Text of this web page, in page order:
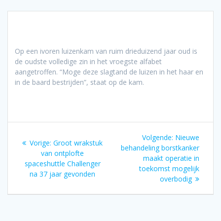
Op een ivoren luizenkam van ruim drieduizend jaar oud is
de oudste volledige zin in het vroegste alfabet
aangetroffen. “Moge deze slagtand de luizen in het haar en
in de baard bestrijden”, staat op de kam.
navigatie
Vorige: Vorig
bericht:
Groot wrakstuk
van ontplofte
spaceshuttle Challenger
na 37 jaar gevonden
Volgende: Volgend
bericht:
Nieuwe
behandeling borstkanker
maakt operatie in
toekomst mogelijk
overbodig